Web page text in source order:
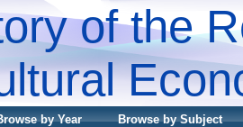
of the
by Year Browse by Subject